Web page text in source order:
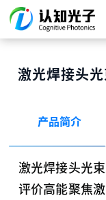
激光焊接头
产品简介
激光焊接头光
评价高能聚焦